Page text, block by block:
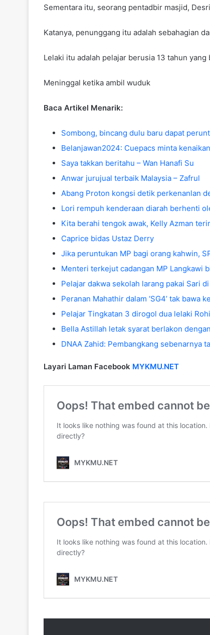
Sementara itu, seorang pentadbir masjid,
Katanya, penunggang itu adalah sebahagian
Lelaki itu adalah pelajar berusia 13 tahun
Meninggal ketika ambil wuduk
Baca Artikel Menarik:
Sombong, bincang dulu baru dapat
Belanjawan2024: Cuepacs minta
Saya takkan beritahu – Wan Hanafi Su
Anwar jurujual terbaik Malaysia – Zafrul
Abang Proton kongsi detik perkenanlan
Lori rempuh kenderaan diarah berhenti
Kita berahi tengok awak, Kelly Azman
Caprice bidas Ustaz Derry
Jika peruntukan MP bagi orang kahwin,
Menteri terkejut cadangan MP Langkawi
Pelajar dakwa sekolah larang pakai Sari
Peranan Mahathir dalam ‘SG4’ tak bawa
Pelajar Tingkatan 3 dirogol dua lelaki
Bella Astillah letak syarat berlakon
DNAA Zahid: Pembangkang sebenarnya
Layari Laman Facebook MYKMU.NET